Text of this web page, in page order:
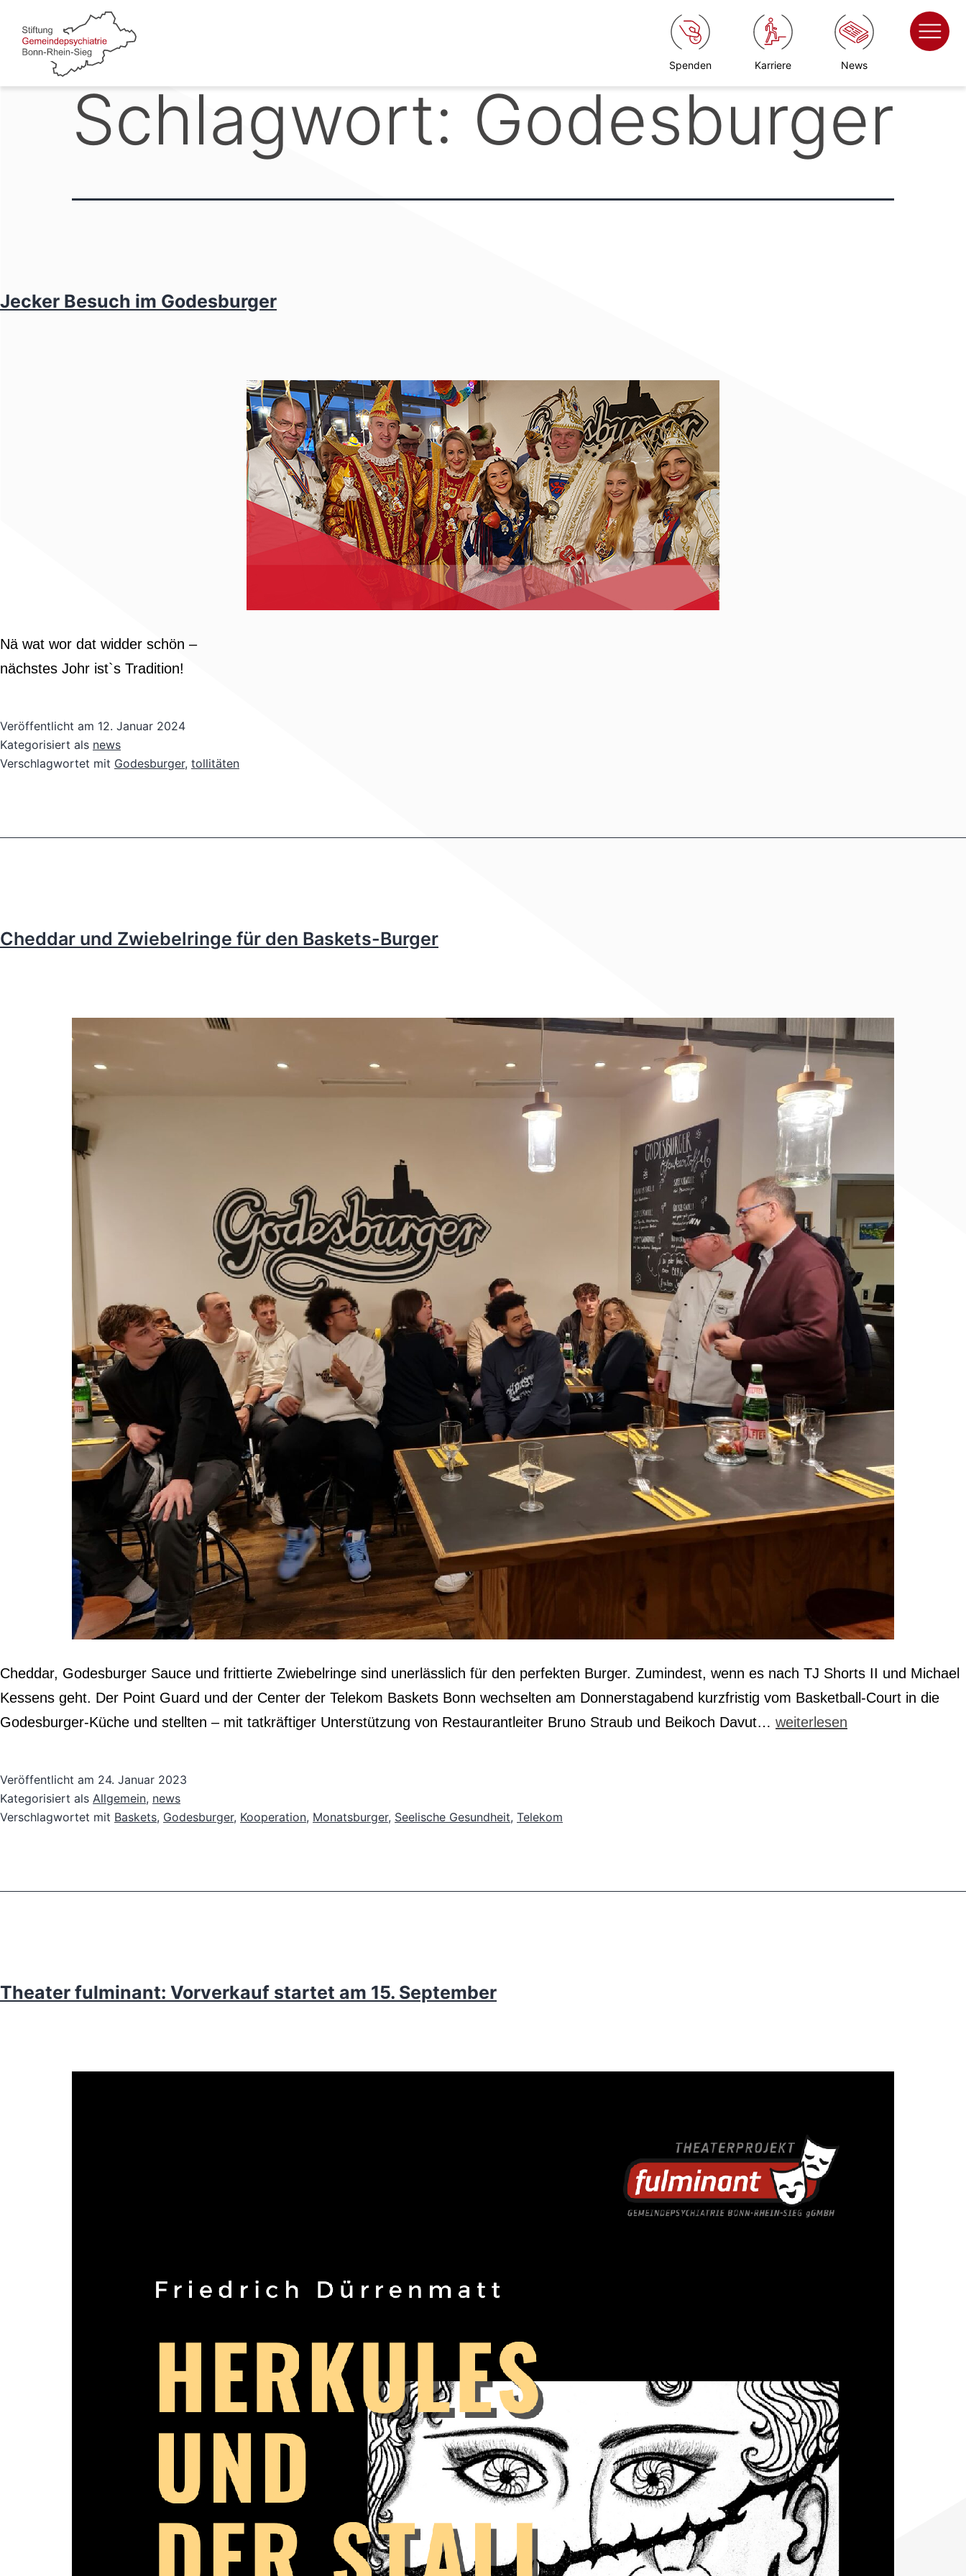
Inhalt
springen
Spenden Karriere News
Schlagwort: Godesburger
Jecker Besuch im Godesburger
Nä wat wor dat widder schön –
nächstes Johr ist`s Tradition!
Veröffentlicht am 12. Januar 2024
Kategorisiert als news
Verschlagwortet mit Godesburger, tollitäten
Cheddar und Zwiebelringe für den Baskets-Burger
Cheddar, Godesburger Sauce und frittierte Zwiebelringe sind unerlässlich für den perfekten Burger. Zumindest, wenn es nach TJ Shorts II und Michael
Kessens geht. Der Point Guard und der Center der Telekom Baskets Bonn wechselten am Donnerstagabend kurzfristig vom Basketball-Court in die
Godesburger-Küche und stellten – mit tatkräftiger Unterstützung von Restaurantleiter Bruno Straub und Beikoch Davut… Cheddar
weiterlesen
Veröffentlicht am 24. Januar 2023
Kategorisiert als Allgemein, news
Verschlagwortet mit Baskets, Godesburger, Kooperation, Monatsburger, Seelische Gesundheit, Telekom
Theater fulminant: Vorverkauf startet am 15. September